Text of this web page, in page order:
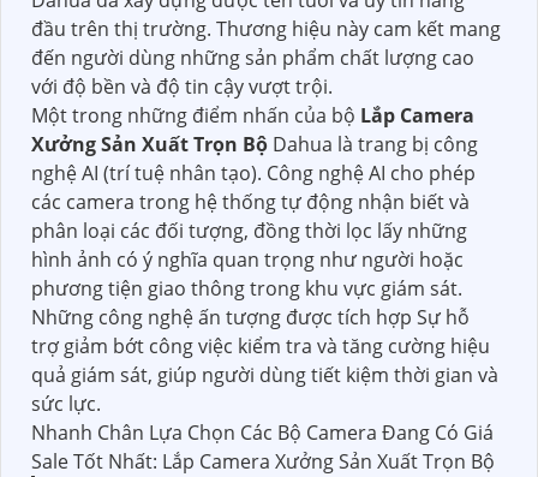
đầu trên thị trường. Thương hiệu này cam kết mang
đến người dùng những sản phẩm chất lượng cao
với độ bền và độ tin cậy vượt trội.
Một trong những điểm nhấn của bộ Lắp Camera
Xưởng Sản Xuất Trọn Bộ Dahua là trang bị công
nghệ AI (trí tuệ nhân tạo). Công nghệ AI cho phép
các camera trong hệ thống tự động nhận biết và
phân loại các đối tượng, đồng thời lọc lấy những
hình ảnh có ý nghĩa quan trọng như người hoặc
phương tiện giao thông trong khu vực giám sát.
Những công nghệ ấn tượng được tích hợp Sự hỗ
trợ giảm bớt công việc kiểm tra và tăng cường hiệu
quả giám sát, giúp người dùng tiết kiệm thời gian và
sức lực.
Nhanh Chân Lựa Chọn Các Bộ Camera Đang Có Giá
Sale Tốt Nhất: Lắp Camera Xưởng Sản Xuất Trọn Bộ